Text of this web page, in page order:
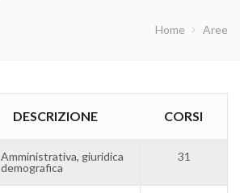
Home Aree
DESCRIZIONE CORSI
Amministrativa, giuridica
demografica
31